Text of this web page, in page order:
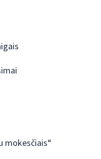
mokesčiais“